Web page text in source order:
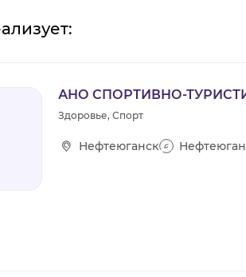
АНО СПОРТИВНО-
Здоровье, Спорт
Нефтеюганск